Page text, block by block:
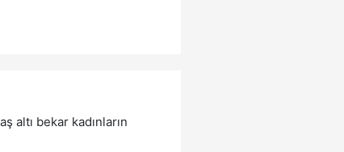
altı bekar kadınların